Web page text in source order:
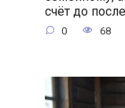
счёт до
0 68